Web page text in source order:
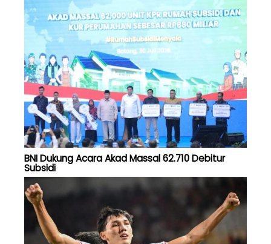
BNI Dukung Acara Akad Massal 62.710 Debitur
Subsidi